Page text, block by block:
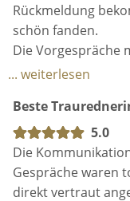
Rückmeldung
schön fanden.
Die Vorgespräche
entspannten
insgesamt sehr
den Treffen
haben die Antwort
Insgesamt sind wir
würden Saskia
... weiterlesen
Beste
5.0
Die
Gespräche waren
direkt vertraut